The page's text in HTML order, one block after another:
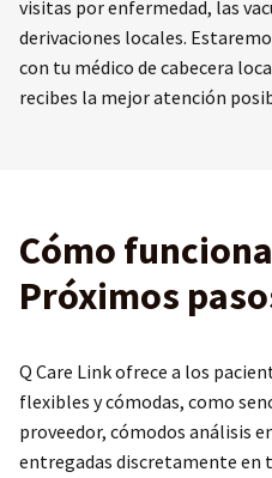
visitas por enfermedad, las
derivaciones locales.
con tu médico de cabecera
recibes la mejor atención
Cómo
Próximos
Q Care Link ofrece a los
flexibles y cómodas, como
proveedor, cómodos análisis
entregadas discretamente en